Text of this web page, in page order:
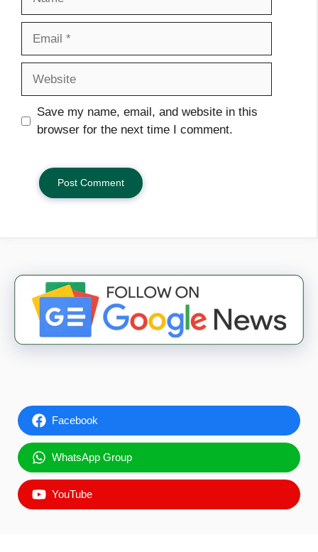
Save my name, email, and website in this
browser for the next time I comment.
Facebook
WhatsApp Group
YouTube